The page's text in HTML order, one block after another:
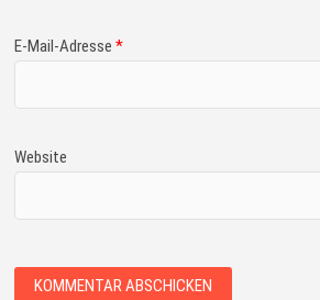
E-Mail-Adresse*
Website